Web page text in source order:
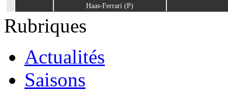
Haas-Ferrari (P)
Rubriques
Actualités
Saisons